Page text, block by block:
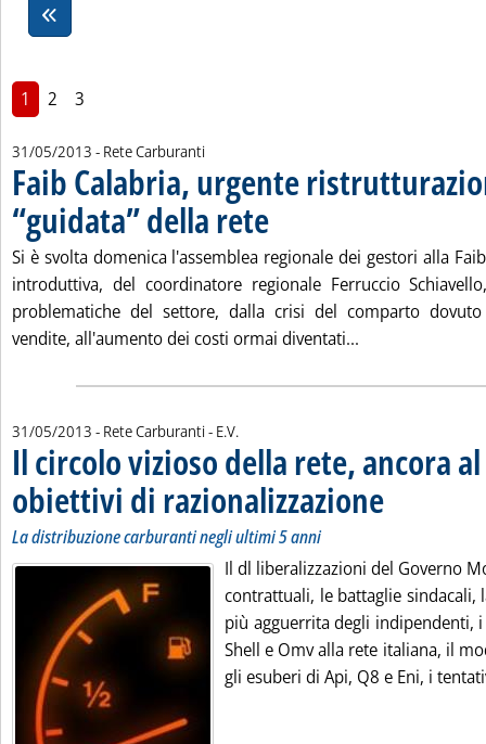
1 2 3
31/05/2013 - Rete Carburanti
Faib Calabria, urgente
“guidata” della rete
Si è svolta domenica l'assemblea regionale dei gestori alla
introduttiva, del coordinatore regionale Ferruccio
problematiche del settore, dalla crisi del comparto
vendite, all'aumento dei costi ormai diventati...
31/05/2013 - Rete Carburanti - di:
E.V.
Il circolo vizioso della rete, ancora
obiettivi di razionalizzazione
La distribuzione carburanti negli ultimi 5 anni
Il dl liberalizzazioni del Governo
contrattuali, le battaglie sindacali,
più agguerrita degli indipendenti,
Shell e Omv alla rete italiana, il
gli esuberi di Api, Q8 e Eni, i